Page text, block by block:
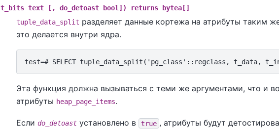
t_bits text [, do_detoast bool]) returns bytea[]
tuple_data_split разделяет данные кортежа на атрибуты таким
это делается внутри ядра.
Эта функция должна вызываться с теми же аргументами, что и
атрибуты heap_page_items.
Если do_detoast установлено в true , атрибуты будут